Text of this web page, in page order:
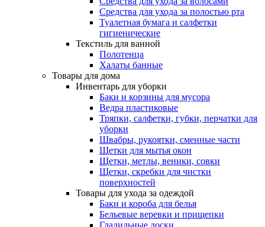
Средства для ухода за полостью рта
Туалетная бумага и салфетки
гигиенические
Текстиль для ванной
Полотенца
Халаты банные
Товары для дома
Инвентарь для уборки
Баки и корзины для мусора
Ведра пластиковые
Тряпки, салфетки, губки, перчатки для
уборки
Швабры, рукоятки, сменные части
Щетки для мытья окон
Щетки, метлы, веники, совки
Щетки, скребки для чистки
поверхностей
Товары для ухода за одеждой
Баки и короба для белья
Бельевые веревки и прищепки
Гладильные доски